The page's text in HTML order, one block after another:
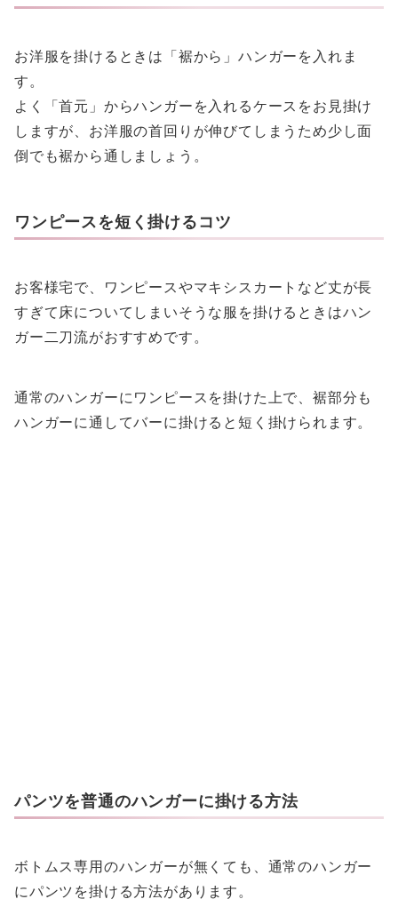
お洋服を掛けるときは「裾から」ハンガーを入れま
す。
よく「首元」からハンガーを入れるケースをお見掛け
しますが、お洋服の首回りが伸びてしまうため少し面
倒でも裾から通しましょう。
ワンピースを短く掛けるコツ
お客様宅で、ワンピースやマキシスカートなど丈が長
すぎて床についてしまいそうな服を掛けるときはハン
ガー二刀流がおすすめです。
通常のハンガーにワンピースを掛けた上で、裾部分も
ハンガーに通してバーに掛けると短く掛けられます。
パンツを普通のハンガーに掛ける方法
ボトムス専用のハンガーが無くても、通常のハンガー
にパンツを掛ける方法があります。